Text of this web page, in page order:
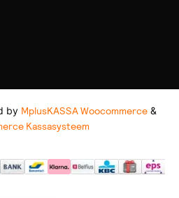
by MplusKASSA Woocommerce&
Kassasysteem